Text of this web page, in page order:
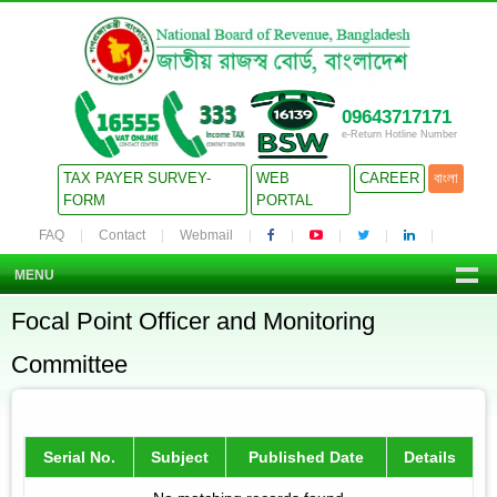
09643717171
e-Return Hotline Number
TAX PAYER SURVEY-
FORM
WEB
PORTAL
CAREER বাংলা
FAQ Contact Webmail
MENU
Focal Point Officer and Monitoring
Committee
Serial No. Subject Published Date Details